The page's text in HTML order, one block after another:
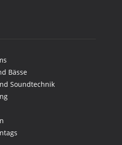
Bässe
Soundtechnik